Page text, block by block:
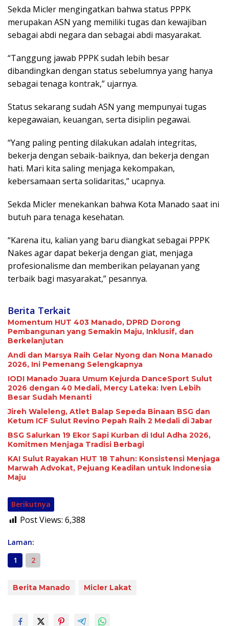
Sekda Micler mengingatkan bahwa status PPPK
merupakan ASN yang memiliki tugas dan kewajiban
sebagai abdi negara dan sebagai abdi masyarakat.
“Tanggung jawab PPPK sudah lebih besar
dibandingkan dengan status sebelumnya yang hanya
sebagai tenaga kontrak,” ujarnya.
Status sekarang sudah ASN yang mempunyai tugas
kepegawaian, keuangan, serta disiplin pegawai.
“Yang paling penting dilakukan adalah integritas,
bekerja dengan sebaik-baiknya, dan bekerja dengan
hati. Mari kita saling menjaga kekompakan,
kebersamaan serta solidaritas,” ucapnya.
Sekda Micler menekankan bahwa Kota Manado saat ini
butuh para tenaga kesehatan.
“Karena itu, kalian yang baru diangkat sebagai PPPK
Nakes agar dapat bekerja dengan giat, menjaga
profesionalisme dan memberikan pelayanan yang
terbaik bagi masyarakat,” pesannya.
Berita Terkait
Momentum HUT 403 Manado, DPRD Dorong
Pembangunan yang Semakin Maju, Inklusif, dan
Berkelanjutan
Andi dan Marsya Raih Gelar Nyong dan Nona Manado
2026, Ini Pemenang Selengkapnya
IODI Manado Juara Umum Kejurda DanceSport Sulut
2026 dengan 40 Medali, Mercy Lateka: Iven Lebih
Besar Sudah Menanti
Jireh Waleleng, Atlet Balap Sepeda Binaan BSG dan
Ketum ICF Sulut Revino Pepah Raih 2 Medali di Jabar
BSG Salurkan 19 Ekor Sapi Kurban di Idul Adha 2026,
Komitmen Menjaga Tradisi Berbagi
KAI Sulut Rayakan HUT 18 Tahun: Konsistensi Menjaga
Marwah Advokat, Pejuang Keadilan untuk Indonesia
Maju
Berikutnya
Post Views: 6,388
Laman:
1
2
Berita Manado Micler Lakat